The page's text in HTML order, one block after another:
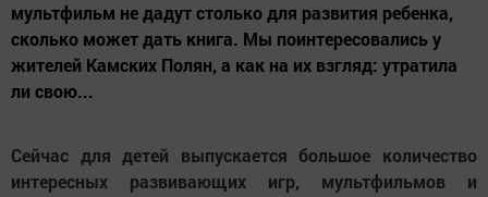
мультфильм не дадут столько для развития ребенка,
сколько может дать книга. Мы поинтересовались у
жителей Камских Полян, а как на их взгляд: утратила
ли свою...
Сейчас для детей выпускается большое количество
интересных развивающих игр, мультфильмов и